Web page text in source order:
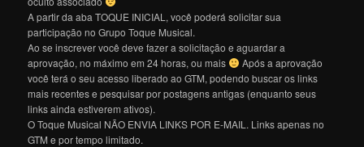
A partir da aba TOQUE INICIAL, você poderá solicitar sua
participação no Grupo Toque Musical.
Ao se inscrever você deve fazer a solicitação e aguardar a
aprovação, no máximo em 24 horas, ou mais
Após a aprovação
você terá o seu acesso liberado ao GTM, podendo buscar os links
mais recentes e pesquisar por postagens antigas (enquanto seus
links ainda estiverem ativos).
O Toque Musical NÃO ENVIA LINKS POR E-MAIL. Links apenas no
GTM e por tempo limitado.